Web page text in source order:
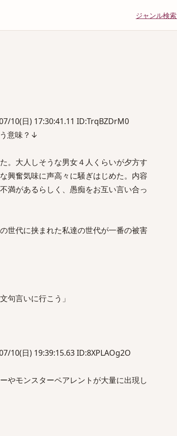
ジャンル検索
10(日) 17:30:41.11 ID:TrqBZDrM0
意味？↓
。大人しそうな男女４人くらいが夕方す
興奮気味に声高々に騒ぎはじめた。内容
満があるらしく、愚痴をお互い言い合っ
世代に挟まれた私達の世代が一番の被害
句言いに行こう」
10(日) 19:39:15.63 ID:8XPLAOg2O
やモンスターペアレントが大量に出現し